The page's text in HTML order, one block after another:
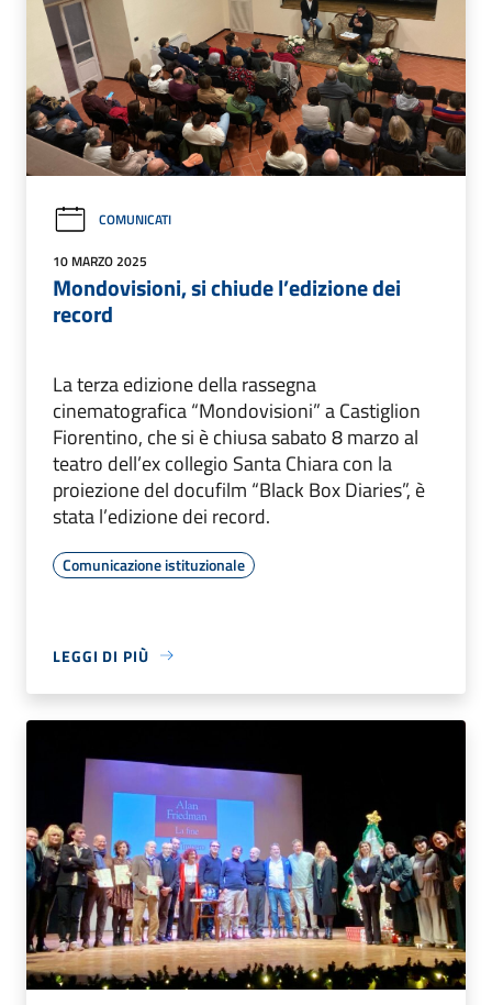
COMUNICATI
10 MARZO 2025
Mondovisioni, si chiude l’edizione dei
record
La terza edizione della rassegna
cinematografica “Mondovisioni” a Castiglion
Fiorentino, che si è chiusa sabato 8 marzo al
teatro dell’ex collegio Santa Chiara con la
proiezione del docufilm “Black Box Diaries”, è
stata l’edizione dei record.
Comunicazione istituzionale
LEGGI DI PIÙ